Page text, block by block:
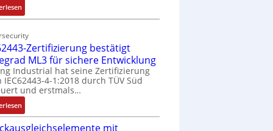
-
I
d
u
s
t
r
i
e
:
M
b
i
l
f
u
n
k
Zertifizierung bestätigt
ML3 für sichere Entwicklung
Industrial hat seine Zertifizierung
IEC62443-4-1:2018 durch TÜV Süd
und erstmals…
:
I
E
mit